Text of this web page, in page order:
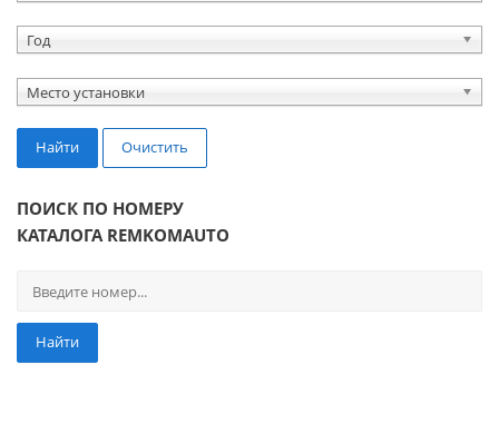
Год
Место установки
Найти Очистить
ПОИСК ПО НОМЕРУ
КАТАЛОГА REMKOMAUTO
Найти